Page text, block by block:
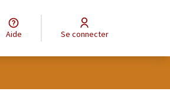
Aide Se connecter